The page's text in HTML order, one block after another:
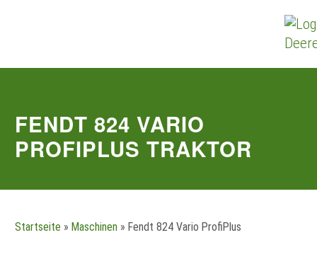
FENDT 824 VARIO
PROFIPLUS TRAKTOR
Startseite » Maschinen » Fendt 824 Vario ProfiPlus